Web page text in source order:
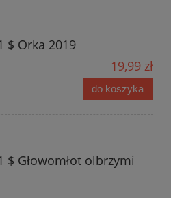
$ Orka 2019
19,99 zł
do koszyka
Głowomłot olbrzymi